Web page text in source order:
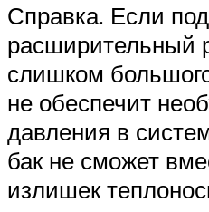
Справка. Если
расширительный
слишком
не обеспечит
давления в
бак не сможет
излишек